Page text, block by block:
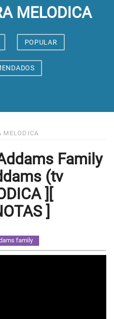
MELODICA
POPULAR
MELODICA
Family
(tv
][
]
family